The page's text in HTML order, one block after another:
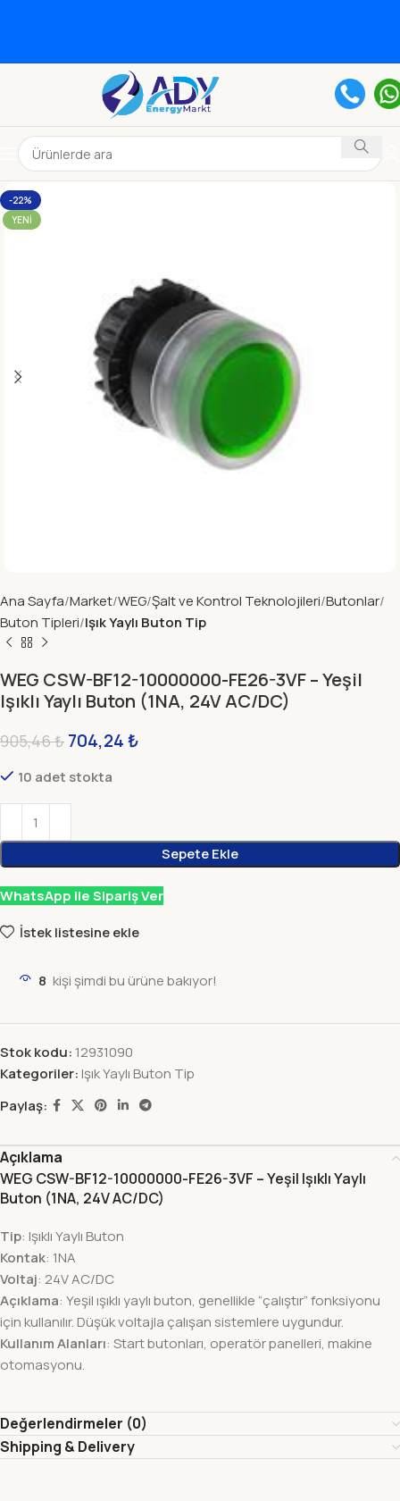
-22%
YENI
Ana Sayfa Market WEG Şalt ve Kontrol Teknolojileri Butonlar
Buton Tipleri Işık Yaylı Buton Tip
WEG CSW-BF12-10000000-FE26-3VF – Yeşil
Işıklı Yaylı Buton (1NA, 24V AC/DC)
905,46₺ 704,24₺
10 adet stokta
Sepete Ekle
WhatsApp ile Sipariş Ver
İstek listesine ekle
8 kişi şimdi bu ürüne bakıyor!
Stok kodu: 12931090
Kategoriler: Işık Yaylı Buton Tip
Paylaş:
Açıklama
WEG CSW-BF12-10000000-FE26-3VF – Yeşil Işıklı Yaylı
Buton (1NA, 24V AC/DC)
Tip: Işıklı Yaylı Buton
Kontak: 1NA
Voltaj: 24V AC/DC
Açıklama: Yeşil ışıklı yaylı buton, genellikle “çalıştır” fonksiyonu
için kullanılır. Düşük voltajla çalışan sistemlere uygundur.
Kullanım Alanları: Start butonları, operatör panelleri, makine
otomasyonu.
Değerlendirmeler (0)
Shipping & Delivery